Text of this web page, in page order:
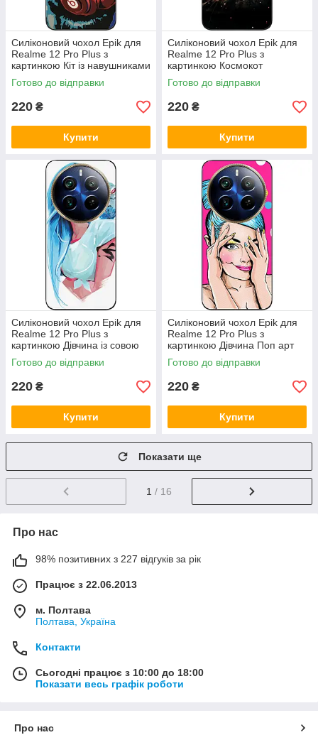
Силіконовий чохол Epik для
Realme 12 Pro Plus з
картинкою Кіт із навушниками
Готово до відправки
220 ₴
Купити
Силіконовий чохол Epik для
Realme 12 Pro Plus з
картинкою Космокот
Готово до відправки
220 ₴
Купити
Силіконовий чохол Epik для
Realme 12 Pro Plus з
картинкою Дівчина із совою
Готово до відправки
220 ₴
Купити
Силіконовий чохол Epik для
Realme 12 Pro Plus з
картинкою Дівчина Поп арт
Готово до відправки
220 ₴
Купити
Показати ще
1 / 16
Про нас
98% позитивних з 227 відгуків за рік
Працює з 22.06.2013
м. Полтава
Полтава, Україна
Контакти
Сьогодні працює з 10:00 до 18:00
Показати весь графік роботи
Про нас